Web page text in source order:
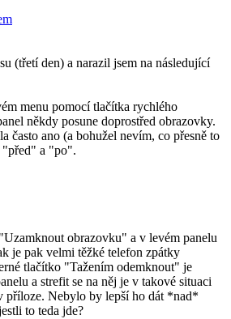
(třetí den) a narazil jsem na následující
menu pomocí tlačítka rychlého
někdy posune doprostřed obrazovky.
často ano (a bohužel nevím, co přesně to
"před" a "po".
obrazovku" a v levém panelu
je pak velmi těžké telefon zpátky
tlačítko "Tažením odemknout" je
a strefit se na něj je v takové situaci
příloze. Nebylo by lepší ho dát *nad*
to teda jde?